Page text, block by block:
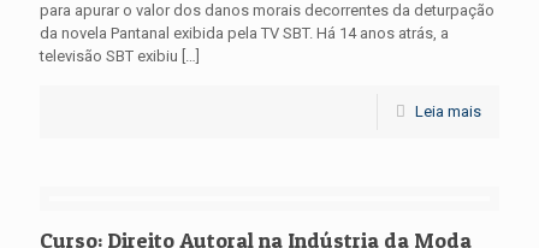
para apurar o valor dos danos morais decorrentes da deturpação
da novela Pantanal exibida pela TV SBT. Há 14 anos atrás, a
televisão SBT exibiu […]
Leia mais
Curso: Direito Autoral na Indústria da Moda